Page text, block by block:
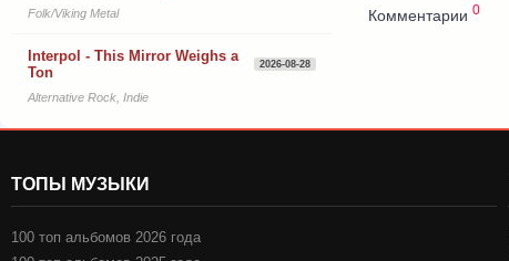
Комментарии 0
Folk/Viking Metal
Interpol - This Mirror Weighs a
Ton
2026-08-28
Alternative Rock, Indie
ТОПЫ МУЗЫКИ
100 топ альбомов 2026 года